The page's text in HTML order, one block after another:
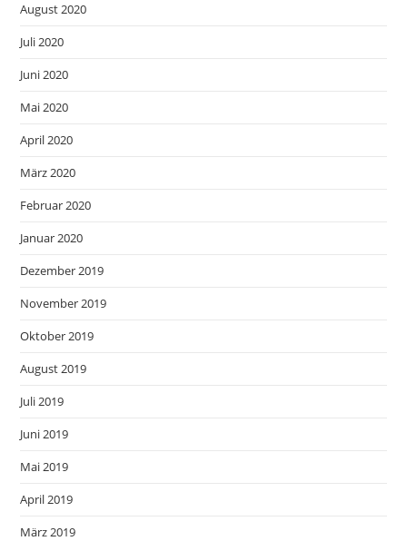
August 2020
Juli 2020
Juni 2020
Mai 2020
April 2020
März 2020
Februar 2020
Januar 2020
Dezember 2019
November 2019
Oktober 2019
August 2019
Juli 2019
Juni 2019
Mai 2019
April 2019
März 2019